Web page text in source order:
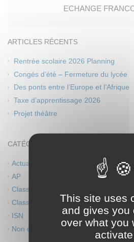
ECHANGE
ARTICLES RÉCENTS
Rentrée scolaire 2026 Planning
Congés d’été – Fermeture du lycée
Des ponts entre l’Europe et l’Afrique
Taxe d’apprentissage 2026
Projet théâtre
CATÉGORIES
Actualités
AP
Classes européennes
Classes innovantes
ISN
Non classé
This site uses
and gives you
over what you
activate